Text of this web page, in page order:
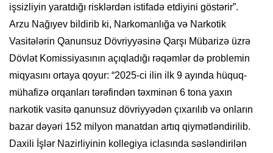
işsizliyin yaratdığı risklərdən istifadə etdiyini göstərir”.
Arzu Nağıyev bildirib ki, Narkomanlığa və Narkotik
Vasitələrin Qanunsuz Dövriyyəsinə Qarşı Mübarizə üzrə
Dövlət Komissiyasının açıqladığı rəqəmlər də problemin
miqyasını ortaya qoyur: “2025-ci ilin ilk 9 ayında hüquq-
mühafizə orqanları tərəfindən təxminən 6 tona yaxın
narkotik vasitə qanunsuz dövriyyədən çıxarılıb və onların
bazar dəyəri 152 milyon manatdan artıq qiymətləndirilib.
Daxili İşlər Nazirliyinin kollegiya iclasında səsləndirilən